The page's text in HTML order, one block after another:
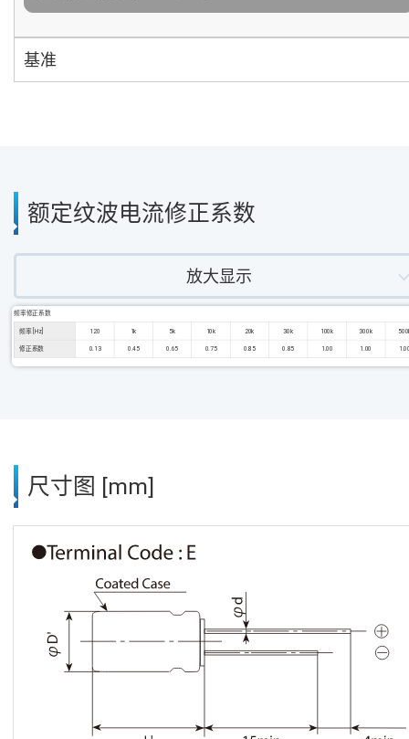
基准
额定纹波电流修正系数
放大显示
频率修正系数
频率 [Hz] 120 1k 5k 10k 20k 30k 100k 300k
修正系数 0.13 0.45 0.65 0.75 0.85 0.85 1.00 1.00
尺寸图 [mm]